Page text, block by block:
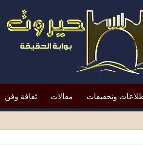
وتحقيقات مقالات ثقافة وفن